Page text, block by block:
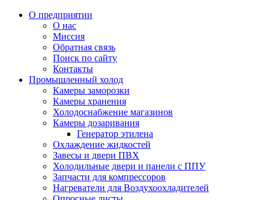
О предприятии
О нас
Миссия
Обратная связь
Поиск по сайту
Контакты
Промышленный холод
Камеры заморозки
Камеры хранения
Холодоснабжение магазинов
Камеры дозаривания
Генератор этилена
Oхлаждениe жидкостей
Завесы и двери ПВХ
Холодильные двери и панели с ППУ
Запчасти для компрессоров
Нагреватели для Воздухоохладителей